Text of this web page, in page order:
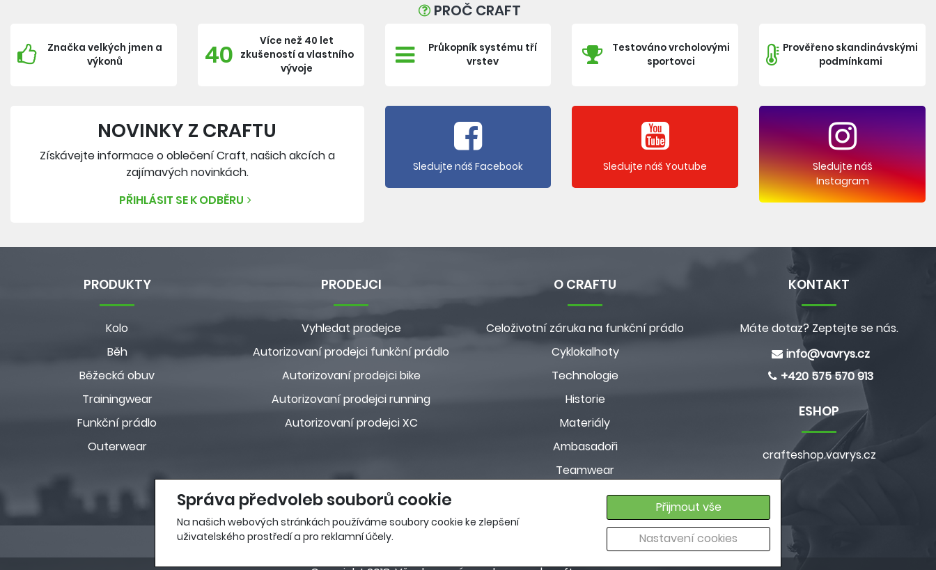
Správa předvoleb souborů cookie
Na našich webových stránkách používáme soubory cookie ke zlepšení
uživatelského prostředí a pro reklamní účely.
Přijmout vše
Nastavení cookies
PROČ CRAFT
Značka velkých jmen a
výkonů
40
Více než 40 let
zkušeností a vlastního
vývoje
Průkopník systému tří
vrstev
Testováno vrcholovými
sportovci
Prověřeno skandinávskými
podmínkami
NOVINKY Z CRAFTU
Získávejte informace o oblečení Craft, našich akcích a
zajímavých novinkách.
PŘIHLÁSIT SE K ODBĚRU
Sledujte náš Facebook Sledujte náš Youtube
Sledujte náš
Instagram
PRODUKTY
Kolo
Běh
Běžecká obuv
Trainingwear
Funkční prádlo
Outerwear
PRODEJCI
Vyhledat prodejce
Autorizovaní prodejci funkční prádlo
Autorizovaní prodejci bike
Autorizovaní prodejci running
Autorizovaní prodejci XC
O CRAFTU
Celoživotní záruka na funkční prádlo
Cyklokalhoty
Technologie
Historie
Materiály
Ambasadoři
Teamwear
Customkolekce
Pravidla ochrany osobních údajů
KONTAKT
Máte dotaz? Zeptejte se nás.
info@vavrys.cz
+420 575 570 913
ESHOP
crafteshop.vavrys.cz